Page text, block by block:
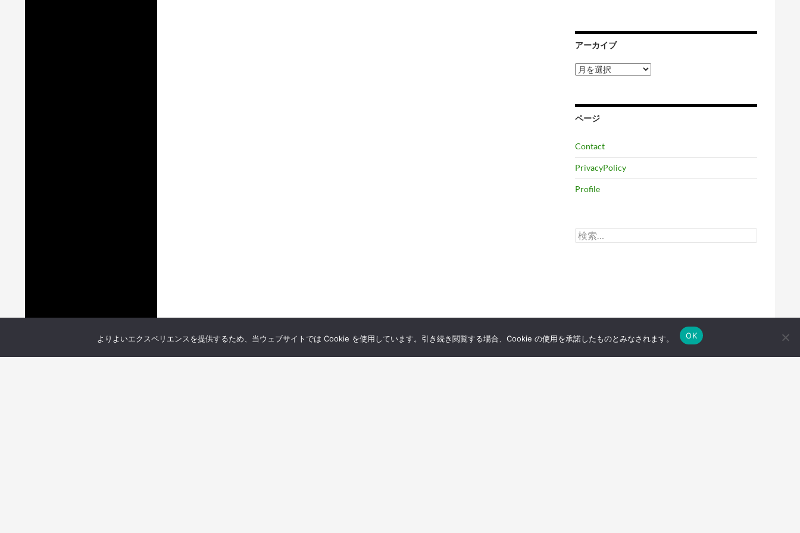
アーカイブ
ア
ー
ブ
ページ
Contact
PrivacyPolicy
Profile
検
索:
よりよいエクスペリエンスを提供するため、当ウェブサイトでは Cookie を使用しています。引き続き閲覧する場合、Cookie の使用を承諾したものとみなされます。 OK